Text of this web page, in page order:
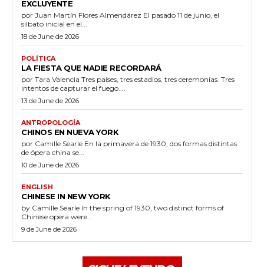
EXCLUYENTE
por Juan Martín Flores Almendárez El pasado 11 de junio, el
silbato inicial en el...
18 de June de 2026
POLÍTICA
LA FIESTA QUE NADIE RECORDARÁ
por Tara Valencia Tres países, tres estadios, tres ceremonias. Tres
intentos de capturar el fuego....
13 de June de 2026
ANTROPOLOGÍA
CHINOS EN NUEVA YORK
por Camille Searle En la primavera de 1930, dos formas distintas
de ópera china se...
10 de June de 2026
ENGLISH
CHINESE IN NEW YORK
by Camille Searle In the spring of 1930, two distinct forms of
Chinese opera were...
9 de June de 2026